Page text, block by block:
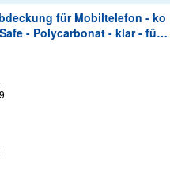
für Mobiltelefon - ko
- Polycarbonat - klar - für i